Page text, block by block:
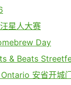
星人大赛
Day
& Beats
安省开城门